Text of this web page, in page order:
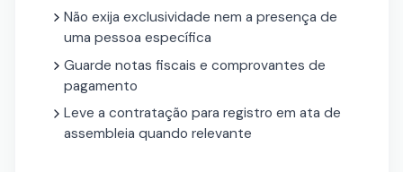
Não exija exclusividade nem a presença de
uma pessoa específica
Guarde notas fiscais e comprovantes de
pagamento
Leve a contratação para registro em ata de
assembleia quando relevante